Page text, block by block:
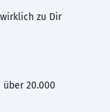
zu Dir
20.000